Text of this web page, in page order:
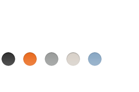
Noir OrangeGris BétonBleu